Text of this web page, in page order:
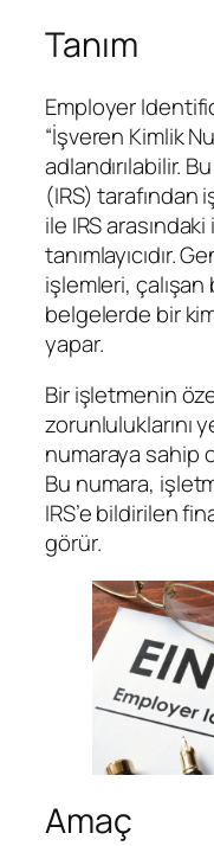
Tanım
Employer
“İşveren Kimlik
adlandırılabilir.
(IRS) tarafından
ile IRS
tanımlayıcıdır.
işlemleri, çalışan
belgelerde bir
yapar.
Bir işletmenin
zorunluluklarını
numaraya sahip
Bu numara,
IRS’e bildirilen
görür.
Amaç